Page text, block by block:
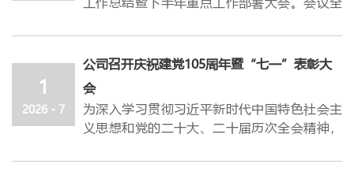
析下半年面临的行业形势与重点任务，并统筹
部署下半年各项重点工作。 公司董事长饶朝
营班子成员，各部门、子公司负责人参加会
议。
会议先后听取了运营改善部、运行管控中心、
1
2026 - 7
公司召开庆祝建党105周年暨“七一”表彰大
会
为深入学习贯彻习近平新时代中国特色社会主
义思想和党的二十大、二十届历次全会精神，
党员树立和践行正确政绩观，7月1日上午，公